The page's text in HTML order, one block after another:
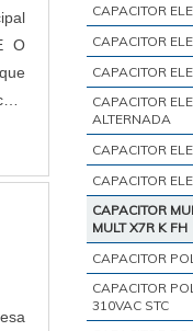
CAPACITOR
CAPACITOR
CAPACITOR
CAPACITOR
ALTERNADA
CAPACITOR
CAPACITOR
CAPACITOR
MULT X7R K FH
CAPACITOR
CAPACITOR
310VAC STC